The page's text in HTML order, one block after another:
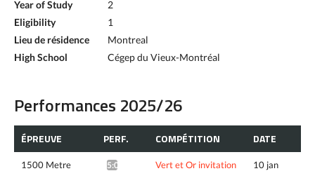
Year of Study
2
Eligibility
1
Lieu de résidence
Montreal
High School
Cégep du Vieux-Montréal
Performances 2025/26
ÉPREUVE PERF. COMPÉTITION DATE
1500 Metre 5:00.99* Vert et Or invitation 10 jan